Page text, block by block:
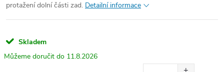
protažení dolní části zad. Detailní informace
Skladem
11.8.2026